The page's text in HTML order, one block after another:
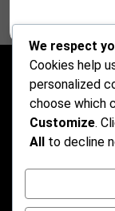
We respect
Cookies help
personalized
choose which
Customize.
All to decline